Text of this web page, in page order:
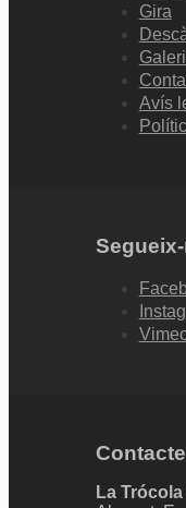
Gira
Avís
Contacte
La